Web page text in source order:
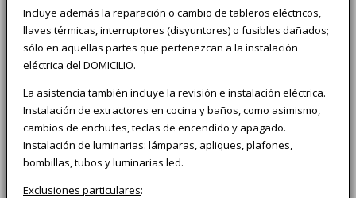
Incluye además la reparación o cambio de tableros eléctricos,
llaves térmicas, interruptores (disyuntores) o fusibles dañados;
sólo en aquellas partes que pertenezcan a la instalación
eléctrica del DOMICILIO.
La asistencia también incluye la revisión e instalación eléctrica.
Instalación de extractores en cocina y baños, como asimismo,
cambios de enchufes, teclas de encendido y apagado.
Instalación de luminarias: lámparas, apliques, plafones,
bombillas, tubos y luminarias led.
Exclusiones particulares: